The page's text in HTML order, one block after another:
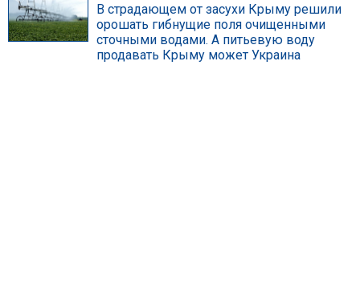
В страдающем от засухи Крыму решили
орошать гибнущие поля очищенными
сточными водами. А питьевую воду
продавать Крыму может Украина